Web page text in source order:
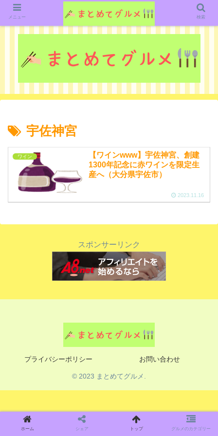
グルメ関連のいろいろなニューススレッドを紹介していきます。（鋭意作成中で
す）
宇佐神宮
ワイン
【ワインwww】宇佐神宮、創建
1300年記念に赤ワインを限定生
産へ（大分県宇佐市）
2023.11.16
スポンサーリンク
プライバシーポリシー お問い合わせ
© 2023 まとめてグルメ.
メニュー 検索
ホーム シェア トップ グルメのカテゴリー